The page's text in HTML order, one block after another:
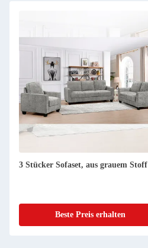
3 Stücker Sofaset, aus grauem Stoff
Beste Preis erhalten